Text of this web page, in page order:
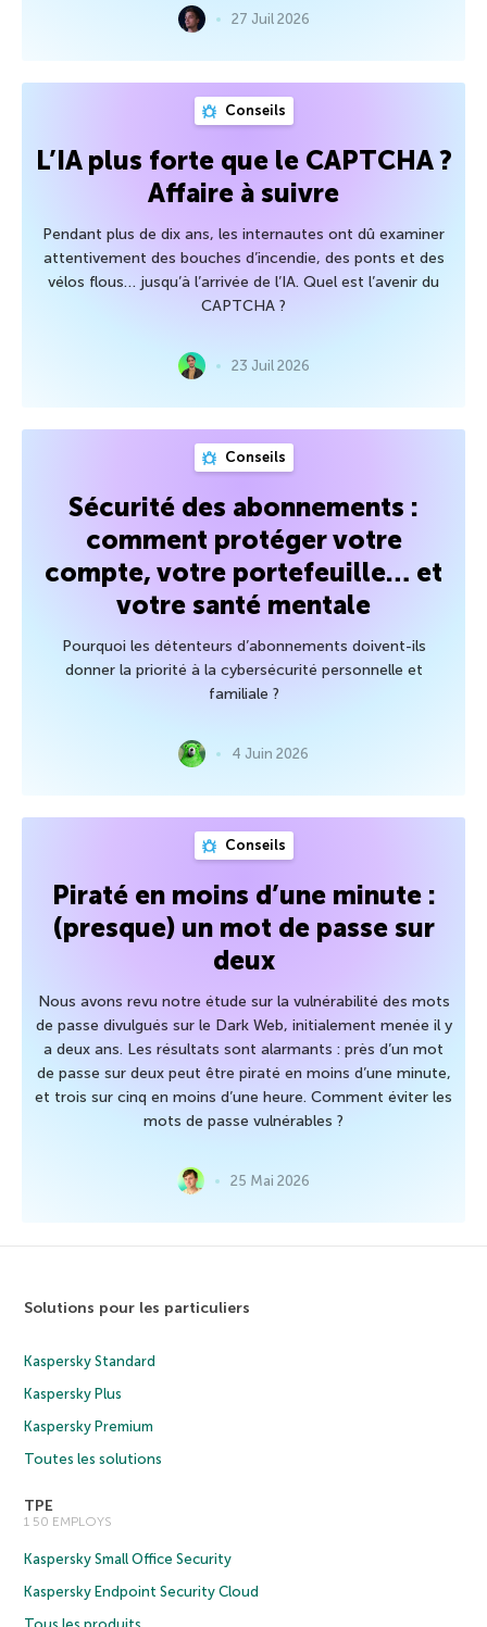
27 Juil 2026
Conseils
L’IA plus forte que le CAPTCHA ?
Affaire à suivre
Pendant plus de dix ans, les internautes ont dû examiner
attentivement des bouches d’incendie, des ponts et des
vélos flous… jusqu’à l’arrivée de l’IA. Quel est l’avenir du
CAPTCHA ?
23 Juil 2026
Conseils
Sécurité des abonnements :
comment protéger votre
compte, votre portefeuille… et
votre santé mentale
Pourquoi les détenteurs d’abonnements doivent-ils
donner la priorité à la cybersécurité personnelle et
familiale ?
4 Juin 2026
Conseils
Piraté en moins d’une minute :
(presque) un mot de passe sur
deux
Nous avons revu notre étude sur la vulnérabilité des mots
de passe divulgués sur le Dark Web, initialement menée il y
a deux ans. Les résultats sont alarmants : près d’un mot
de passe sur deux peut être piraté en moins d’une minute,
et trois sur cinq en moins d’une heure. Comment éviter les
mots de passe vulnérables ?
25 Mai 2026
Solutions pour les particuliers
Kaspersky Standard
Kaspersky Plus
Kaspersky Premium
Toutes les solutions
TPE
1 50 EMPLOYS
Kaspersky Small Office Security
Kaspersky Endpoint Security Cloud